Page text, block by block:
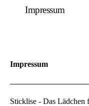
Impressum
Impressum
Sticklise - Das Lädchen